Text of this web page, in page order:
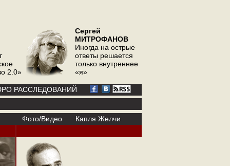
2.0»
Сергей
МИТРОФАНОВ
Иногда на острые
ответы решается
только внутреннее
«я»
РАССЛЕДОВАНИЙ
Фото/Видео
Капля Желчи